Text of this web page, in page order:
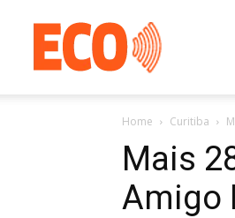
gratuito
com
circulação
Home Curitiba
Mais
Amigo